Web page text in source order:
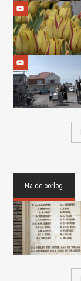
Na de oorlog